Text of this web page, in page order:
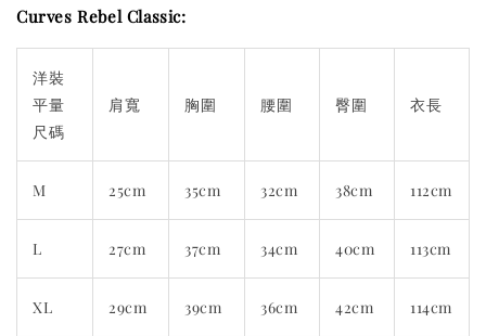
Curves Rebel Classic:
洋裝
平量
尺碼
肩寬 胸圍 腰圍 臀圍 衣長
M 25cm 35cm 32cm 38cm 112cm
L 27cm 37cm 34cm 40cm 113cm
XL 29cm 39cm 36cm 42cm 114cm